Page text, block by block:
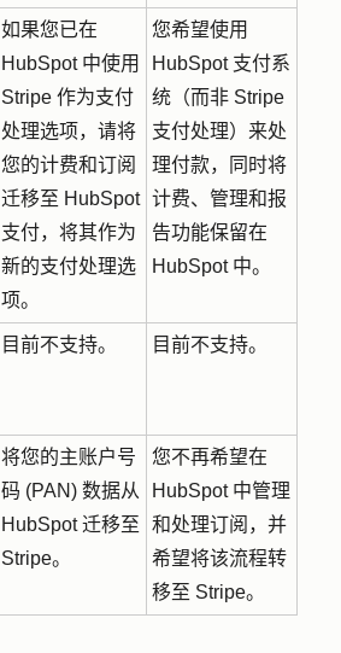
如果您已在
HubSpot 中使用
Stripe 作为支付
处理选项，请将
您的计费和订阅
迁移至 HubSpot
支付，将其作为
新的支付处理选
项。
您希望使用
HubSpot 支付系
统（而非 Stripe
支付处理）来处
理付款，同时将
计费、管理和报
告功能保留在
HubSpot 中。
目前不支持。 目前不支持。
将您的主账户号
码 (PAN) 数据从
HubSpot 迁移至
Stripe。
您不再希望在
HubSpot 中管理
和处理订阅，并
希望将该流程转
移至 Stripe。